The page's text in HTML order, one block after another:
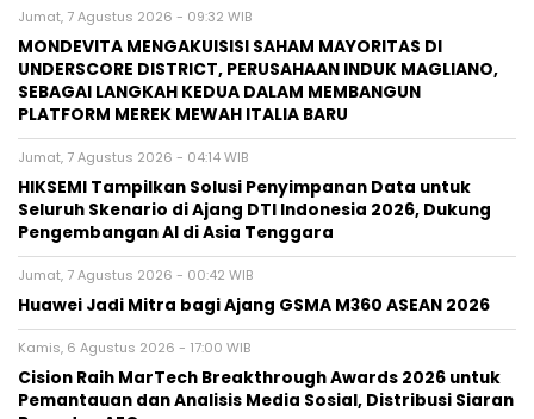
Jumat, 7 Agustus 2026 - 09:32 WIB
MONDEVITA MENGAKUISISI SAHAM MAYORITAS DI
UNDERSCORE DISTRICT, PERUSAHAAN INDUK MAGLIANO,
SEBAGAI LANGKAH KEDUA DALAM MEMBANGUN
PLATFORM MEREK MEWAH ITALIA BARU
Jumat, 7 Agustus 2026 - 04:14 WIB
HIKSEMI Tampilkan Solusi Penyimpanan Data untuk
Seluruh Skenario di Ajang DTI Indonesia 2026, Dukung
Pengembangan AI di Asia Tenggara
Jumat, 7 Agustus 2026 - 00:42 WIB
Huawei Jadi Mitra bagi Ajang GSMA M360 ASEAN 2026
Kamis, 6 Agustus 2026 - 17:00 WIB
Cision Raih MarTech Breakthrough Awards 2026 untuk
Pemantauan dan Analisis Media Sosial, Distribusi Siaran